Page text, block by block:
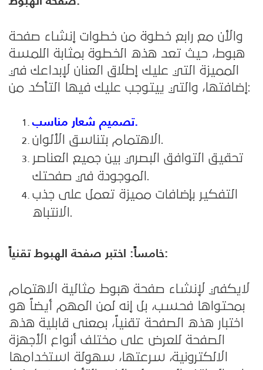
والأن مع رابع خطوة من خطوات إنشاء صفحة
هبوط، حيث تعد هذه الخطوة بمثابة اللمسة
المميزة التي عليك إطلاق العنان لإبداعك في
إضافتها، والتي ييتوجب عليك فيها التأكد من:
تصميم شعار مناسب.
الاهتمام بتناسق الألوان.
تحقيق التوافق البصري بين جميع العناصر
الموجودة في صفحتك.
التفكير بإضافات مميزة تعمل على جذب
الانتباه.
خامساً: اختبر صفحة الهبوط تقنياً:
لايكفي لإنشاء صفحة هبوط مثالية الاهتمام
بمحتواها فحسب، بل إنه لمن المهم أيضاً هو
اختبار هذه الصفحة تقنياً، بمعنى قابلية هذه
الصفحة للعرض على مختلف أنواع الأجهزة
الالكترونية، سرعتها، سهولة استخدامها